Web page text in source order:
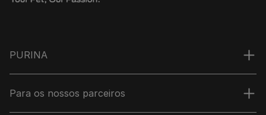
PURINA
Para os nossos parceiros